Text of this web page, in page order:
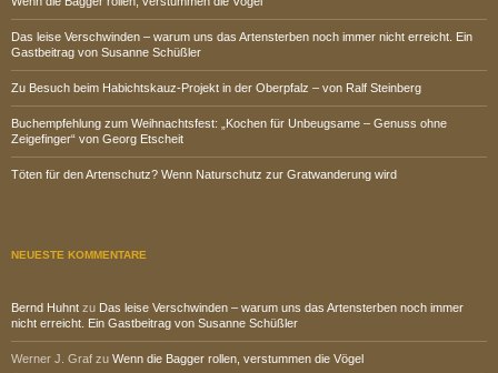
Das leise Verschwinden – warum uns das Artensterben noch immer nicht erreicht. Ein
Gastbeitrag von Susanne Schüßler
Zu Besuch beim Habichtskauz-Projekt in der Oberpfalz – von Ralf Steinberg
Buchempfehlung zum Weihnachtsfest: „Kochen für Unbeugsame – Genuss ohne
Zeigefinger“ von Georg Etscheit
Töten für den Artenschutz? Wenn Naturschutz zur Gratwanderung wird
NEUESTE KOMMENTARE
Bernd Huhnt zu Das leise Verschwinden – warum uns das Artensterben noch immer
nicht erreicht. Ein Gastbeitrag von Susanne Schüßler
Werner J. Graf zu Wenn die Bagger rollen, verstummen die Vögel